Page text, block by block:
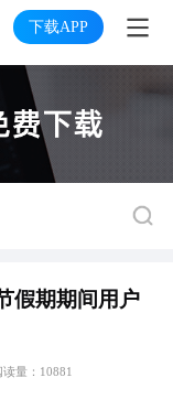
下载APP
假期期间用户
读量：10881